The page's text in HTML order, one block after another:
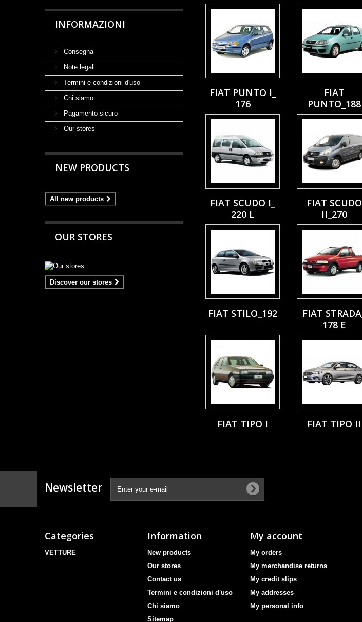
INFORMAZIONI
Consegna
Note legali
Termini e condizioni d'uso
Chi siamo
Pagamento sicuro
Our stores
NEW PRODUCTS
All new products
OUR STORES
Discover our stores
FIAT PUNTO I_
176
FIAT
PUNTO_188
FIAT SCUDO I_
220 L
FIAT SCUDO
II_270
FIAT STILO_192
FIAT STRADA_
178 E
FIAT TIPO I FIAT TIPO II
Newsletter
Categories
VETTURE
Information
New products
Our stores
Contact us
Termini e condizioni d'uso
Chi siamo
Sitemap
My account
My orders
My merchandise returns
My credit slips
My addresses
My personal info